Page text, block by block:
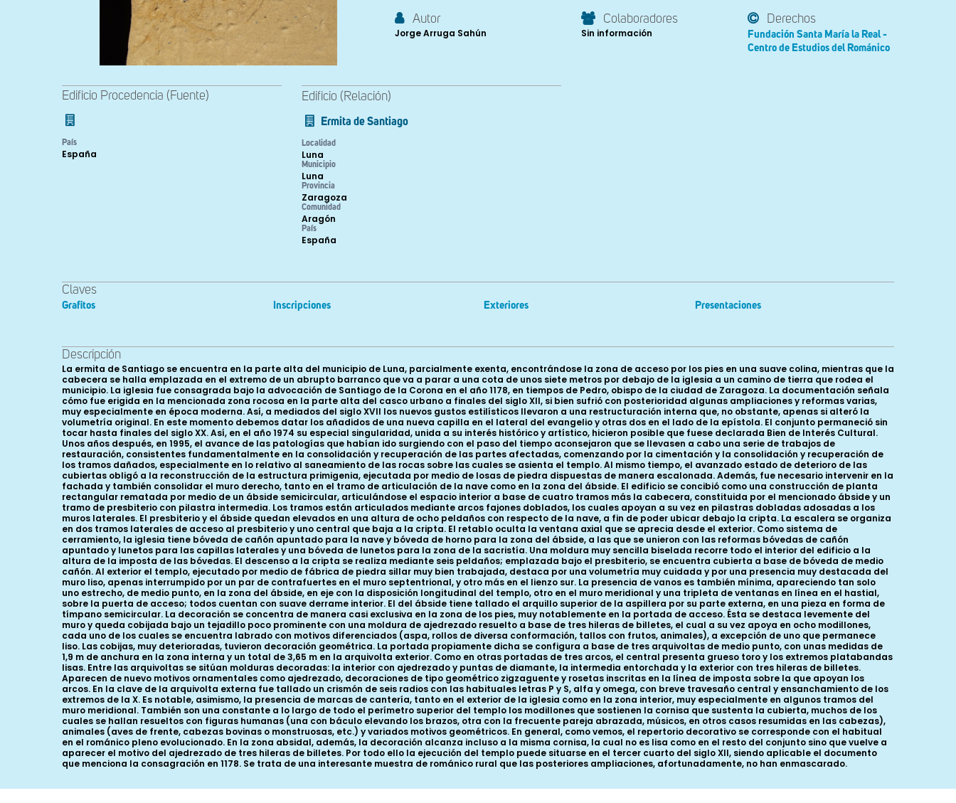
Autor
Jorge Arruga Sahún
Colaboradores
Sin información
Derechos
Fundación Santa María la Real -
Centro de Estudios del Románico
Edificio Procedencia (Fuente)
País
España
Edificio (Relación)
Ermita de Santiago
Localidad
Luna
Municipio
Luna
Provincia
Zaragoza
Comunidad
Aragón
País
España
Claves
Grafitos Inscripciones Exteriores Presentaciones
Descripción
La ermita de Santiago se encuentra en la parte alta del municipio de Luna, parcialmente exenta, encontrándose la zona de acceso por los pies en una suave colina, mientras que la
cabecera se halla emplazada en el extremo de un abrupto barranco que va a parar a una cota de unos siete metros por debajo de la iglesia a un camino de tierra que rodea el
municipio. La iglesia fue consagrada bajo la advocación de Santiago de la Corona en el año 1178, en tiempos de Pedro, obispo de la ciudad de Zaragoza. La documentación señala
cómo fue erigida en la mencionada zona rocosa en la parte alta del casco urbano a finales del siglo XII, si bien sufrió con posterioridad algunas ampliaciones y reformas varias,
muy especialmente en época moderna. Así, a mediados del siglo XVII los nuevos gustos estilísticos llevaron a una restructuración interna que, no obstante, apenas si alteró la
volumetría original. En este momento debemos datar los añadidos de una nueva capilla en el lateral del evangelio y otras dos en el lado de la epístola. El conjunto permaneció sin
tocar hasta finales del siglo XX. Así, en el año 1974 su especial singularidad, unida a su interés histórico y artístico, hicieron posible que fuese declarada Bien de Interés Cultural.
Unos años después, en 1995, el avance de las patologías que habían ido surgiendo con el paso del tiempo aconsejaron que se llevasen a cabo una serie de trabajos de
restauración, consistentes fundamentalmente en la consolidación y recuperación de las partes afectadas, comenzando por la cimentación y la consolidación y recuperación de
los tramos dañados, especialmente en lo relativo al saneamiento de las rocas sobre las cuales se asienta el templo. Al mismo tiempo, el avanzado estado de deterioro de las
cubiertas obligó a la reconstrucción de la estructura primigenia, ejecutada por medio de losas de piedra dispuestas de manera escalonada. Además, fue necesario intervenir en la
fachada y también consolidar el muro derecho, tanto en el tramo de articulación de la nave como en la zona del ábside. El edificio se concibió como una construcción de planta
rectangular rematada por medio de un ábside semicircular, articulándose el espacio interior a base de cuatro tramos más la cabecera, constituida por el mencionado ábside y un
tramo de presbiterio con pilastra intermedia. Los tramos están articulados mediante arcos fajones doblados, los cuales apoyan a su vez en pilastras dobladas adosadas a los
muros laterales. El presbiterio y el ábside quedan elevados en una altura de ocho peldaños con respecto de la nave, a fin de poder ubicar debajo la cripta. La escalera se organiza
en dos tramos laterales de acceso al presbiterio y uno central que baja a la cripta. El retablo oculta la ventana axial que se aprecia desde el exterior. Como sistema de
cerramiento, la iglesia tiene bóveda de cañón apuntado para la nave y bóveda de horno para la zona del ábside, a las que se unieron con las reformas bóvedas de cañón
apuntado y lunetos para las capillas laterales y una bóveda de lunetos para la zona de la sacristía. Una moldura muy sencilla biselada recorre todo el interior del edificio a la
altura de la imposta de las bóvedas. El descenso a la cripta se realiza mediante seis peldaños; emplazada bajo el presbiterio, se encuentra cubierta a base de bóveda de medio
cañón. Al exterior el templo, ejecutado por medio de fábrica de piedra sillar muy bien trabajada, destaca por una volumetría muy cuidada y por una presencia muy destacada del
muro liso, apenas interrumpido por un par de contrafuertes en el muro septentrional, y otro más en el lienzo sur. La presencia de vanos es también mínima, apareciendo tan solo
uno estrecho, de medio punto, en la zona del ábside, en eje con la disposición longitudinal del templo, otro en el muro meridional y una tripleta de ventanas en línea en el hastial,
sobre la puerta de acceso; todos cuentan con suave derrame interior. El del ábside tiene tallado el arquillo superior de la aspillera por su parte externa, en una pieza en forma de
tímpano semicircular. La decoración se concentra de manera casi exclusiva en la zona de los pies, muy notablemente en la portada de acceso. Ésta se destaca levemente del
muro y queda cobijada bajo un tejadillo poco prominente con una moldura de ajedrezado resuelto a base de tres hileras de billetes, el cual a su vez apoya en ocho modillones,
cada uno de los cuales se encuentra labrado con motivos diferenciados (aspa, rollos de diversa conformación, tallos con frutos, animales), a excepción de uno que permanece
liso. Las cobijas, muy deterioradas, tuvieron decoración geométrica. La portada propiamente dicha se configura a base de tres arquivoltas de medio punto, con unas medidas de
1,9 m de anchura en la zona interna y un total de 3,65 m en la arquivolta exterior. Como en otras portadas de tres arcos, el central presenta grueso toro y los extremos platabandas
lisas. Entre las arquivoltas se sitúan molduras decoradas: la interior con ajedrezado y puntas de diamante, la intermedia entorchada y la exterior con tres hileras de billetes.
Aparecen de nuevo motivos ornamentales como ajedrezado, decoraciones de tipo geométrico zigzaguente y rosetas inscritas en la línea de imposta sobre la que apoyan los
arcos. En la clave de la arquivolta externa fue tallado un crismón de seis radios con las habituales letras P y S, alfa y omega, con breve travesaño central y ensanchamiento de los
extremos de la X. Es notable, asimismo, la presencia de marcas de cantería, tanto en el exterior de la iglesia como en la zona interior, muy especialmente en algunos tramos del
muro meridional. También son una constante a lo largo de todo el perímetro superior del templo los modillones que sostienen la cornisa que sustenta la cubierta, muchos de los
cuales se hallan resueltos con figuras humanas (una con báculo elevando los brazos, otra con la frecuente pareja abrazada, músicos, en otros casos resumidas en las cabezas),
animales (aves de frente, cabezas bovinas o monstruosas, etc.) y variados motivos geométricos. En general, como vemos, el repertorio decorativo se corresponde con el habitual
en el románico pleno evolucionado. En la zona absidal, además, la decoración alcanza incluso a la misma cornisa, la cual no es lisa como en el resto del conjunto sino que vuelve a
aparecer el motivo del ajedrezado de tres hileras de billetes. Por todo ello la ejecución del templo puede situarse en el tercer cuarto del siglo XII, siendo aplicable el documento
que menciona la consagración en 1178. Se trata de una interesante muestra de románico rural que las posteriores ampliaciones, afortunadamente, no han enmascarado.